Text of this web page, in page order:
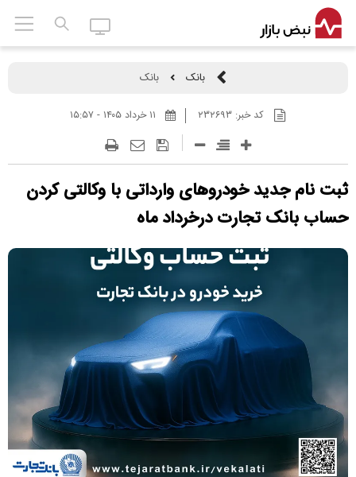
بانک بانک
کد خبر: ۲۳۲۶۹۳
ثبت نام جدید خودرو‌های وارداتی با وکالتی کردن
حساب بانک تجارت درخرداد ماه